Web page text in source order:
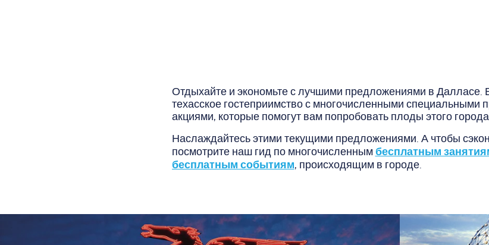
Отдыхайте и экономьте с лучшими предложениями в Далласе.
техасское гостеприимство с многочисленными специальными
акциями, которые помогут вам попробовать плоды этого
Наслаждайтесь этими текущими предложениями. А чтобы
посмотрите наш гид по многочисленнымбесплатным
бесплатным событиям, происходящим в городе.